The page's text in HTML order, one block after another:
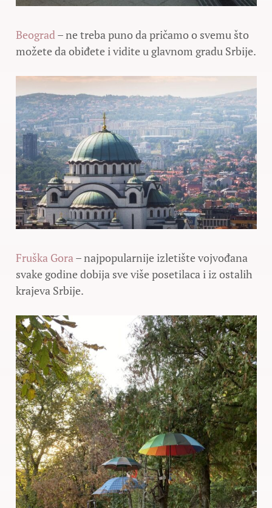
Beograd– ne treba puno da pričamo o svemu što
možete da obiđete i vidite u glavnom gradu Srbije.
Fruška Gora – najpopularnije izletište vojvođana
svake godine dobija sve više posetilaca i iz ostalih
krajeva Srbije.